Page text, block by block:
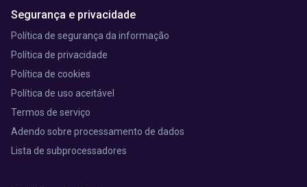
Segurança e privacidade
Política de segurança da informação
Política de privacidade
Política de cookies
Política de uso aceitável
Termos de serviço
Adendo sobre processamento de dados
Lista de subprocessadores